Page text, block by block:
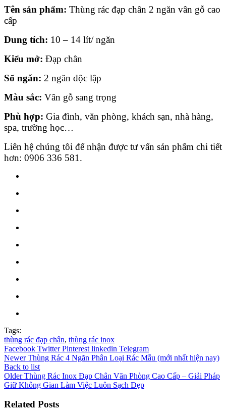
Tên sản phẩm: Thùng rác đạp chân 2 ngăn vân gỗ cao
cấp
Dung tích: 10 – 14 lít/ ngăn
Kiểu mở: Đạp chân
Số ngăn: 2 ngăn độc lập
Màu sắc: Vân gỗ sang trọng
Phù hợp: Gia đình, văn phòng, khách sạn, nhà hàng,
spa, trường học…
Liên hệ chúng tôi để nhận được tư vấn sản phẩm chi tiết
hơn: 0906 336 581.
Tags:
thùng rác đạp chân, thùng rác inox
Facebook Twitter Pinterest linkedin Telegram
Newer Thùng Rác 4 Ngăn Phân Loại Rác Mẫu (mới nhất hiện nay)
Back to list
Older Thùng Rác Inox Đạp Chân Văn Phòng Cao Cấp – Giải Pháp
Giữ Không Gian Làm Việc Luôn Sạch Đẹp
Related Posts